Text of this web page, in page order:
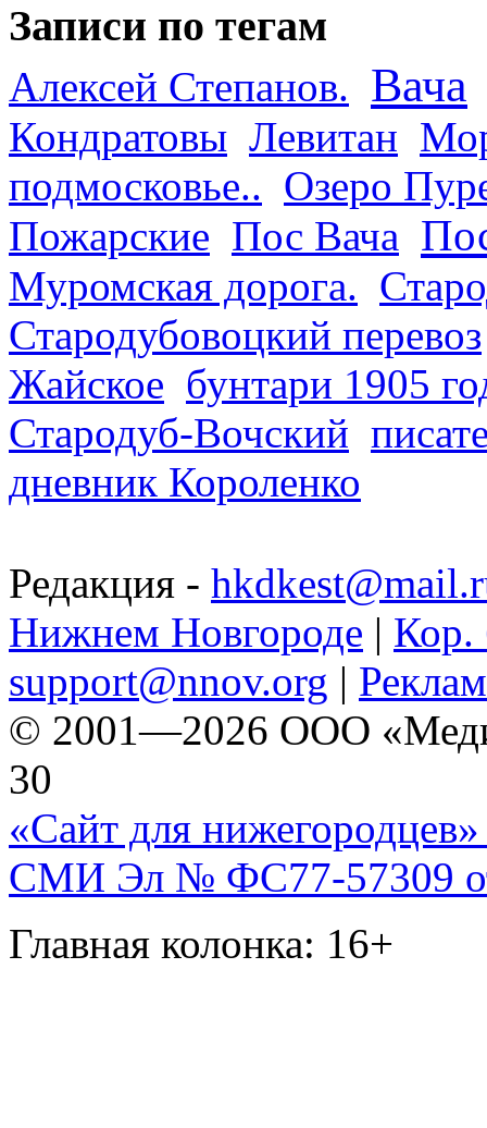
Записи по тегам
Алексей Степанов. Вача
Кондратовы Левитан
подмосковье.. Озеро
Пожарские Пос Вача
Муромская дорога.
Стародубовоцкий перевоз
Жайское бунтари 1905
Стародуб-Вочский
дневник Короленко
Редакция -
Нижнем Новгороде | Кор.
support@nnov.org |
© 2001—2026 ООО
30
«Сайт для нижегородцев»
СМИ Эл № ФС77-57309
Главная колонка: 16+